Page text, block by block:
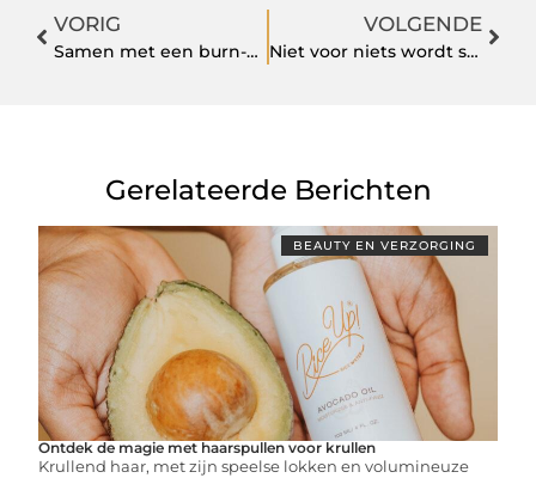
VORIG
Samen met een burn-outcoach leer je om weer van het leven in Tilburg te genieten
VOLGENDE
Niet voor niets wordt steeds vaker gebruik gemaakt van een onderooglidcorrectie
Gerelateerde Berichten
BEAUTY EN VERZORGING
Ontdek de magie met haarspullen voor krullen
Krullend haar, met zijn speelse lokken en volumineuze